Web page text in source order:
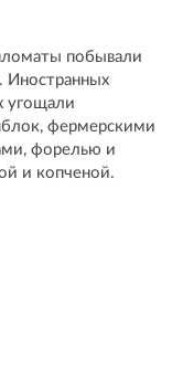
побывали
Иностранных
угощали
фермерскими
форелью и
и копченой.